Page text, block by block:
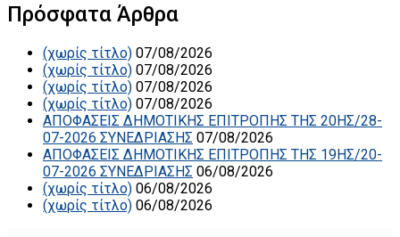
Πρόσφατα Άρθρα
(χωρίς τίτλο) 07/08/2026
(χωρίς τίτλο) 07/08/2026
(χωρίς τίτλο) 07/08/2026
(χωρίς τίτλο) 07/08/2026
ΑΠΟΦΑΣΕΙΣ ΔΗΜΟΤΙΚΗΣ ΕΠΙΤΡΟΠΗΣ ΤΗΣ 20ΗΣ/28-
07-2026 ΣΥΝΕΔΡΙΑΣΗΣ 07/08/2026
ΑΠΟΦΑΣΕΙΣ ΔΗΜΟΤΙΚΗΣ ΕΠΙΤΡΟΠΗΣ ΤΗΣ 19ΗΣ/20-
07-2026 ΣΥΝΕΔΡΙΑΣΗΣ 06/08/2026
(χωρίς τίτλο) 06/08/2026
(χωρίς τίτλο) 06/08/2026